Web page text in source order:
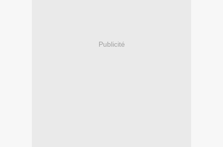
Publicité